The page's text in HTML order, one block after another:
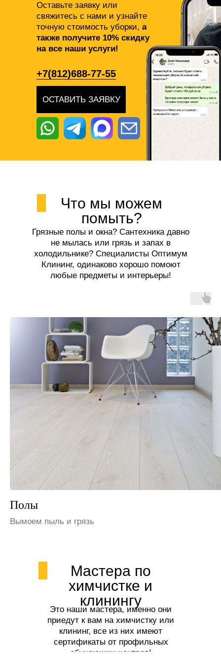
Оставьте заявку или
свяжитесь с нами и узнайте
точную стоимость уборки, а
также получите 10% скидку
на все наши услуги!
ОСТАВИТЬ ЗАЯВКУ
+7(812)688-77-55
Что мы можем
помыть?
Грязные полы и окна? Сантехника давно
не мылась или грязь и запах в
холодильнике? Специалисты Оптимум
Клининг, одинаково хорошо помоют
любые предметы и интерьеры!
Шкафы и полки
Избавим от пыли
Мастера по
химчистке и
клинингу
Это наши мастера, именно они
приедут к вам на химчистку или
клининг, все из них имеют
сертификаты от профильных
обучающих центров!